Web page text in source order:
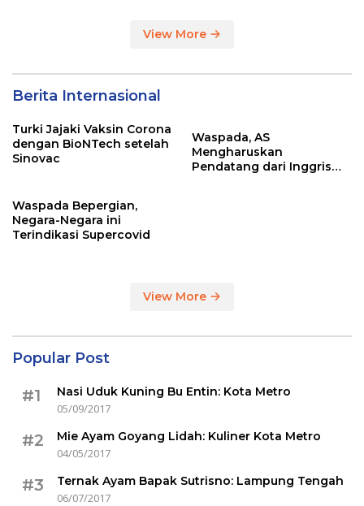
View More
Berita Internasional
Turki Jajaki Vaksin Corona
dengan BioNTech setelah
Sinovac
Waspada, AS
Mengharuskan
Pendatang dari Inggris
Waspada Bepergian,
Negara-Negara ini
Terindikasi Supercovid
View More
Popular Post
#1
Nasi Uduk Kuning Bu Entin: Kota Metro
05/09/2017
#2
Mie Ayam Goyang Lidah: Kuliner Kota Metro
04/05/2017
#3
Ternak Ayam Bapak Sutrisno: Lampung Tengah
06/07/2017